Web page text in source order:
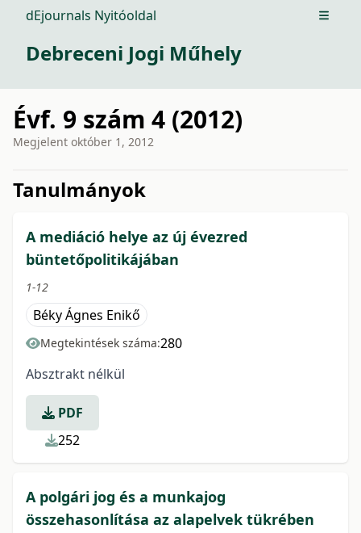
dEjournals Nyitóoldal Open
Debreceni Jogi Műhely
Évf. 9 szám 4 (2012)
Megjelent október 1, 2012
Tanulmányok
A mediáció helye az új évezred
büntetőpolitikájában
1-12
Béky Ágnes Enikő
Megtekintések száma:280
Absztrakt nélkül
PDF
252
A polgári jog és a munkajog
összehasonlítása az alapelvek tükrében